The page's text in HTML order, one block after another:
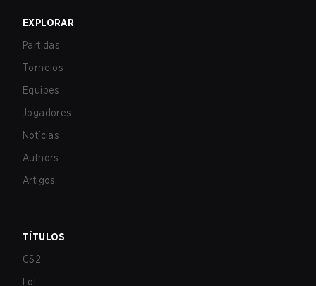
EXPLORAR
Partidas
Torneios
Equipes
Jogadores
Notícias
Authors
Artigos
TÍTULOS
CS2
LoL